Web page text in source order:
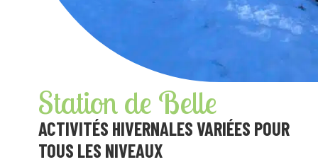
Station de Belle
ACTIVITÉS HIVERNALES VARIÉES POUR
TOUS LES NIVEAUX